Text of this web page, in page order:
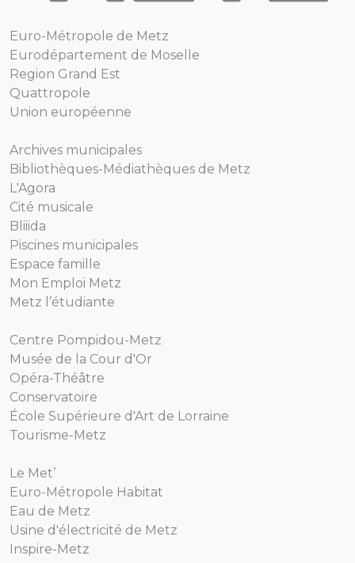
Euro-Métropole de Metz
Eurodépartement de Moselle
Region Grand Est
Quattropole
Union européenne
Archives municipales
Bibliothèques-Médiathèques de Metz
L'Agora
Cité musicale
Bliiida
Piscines municipales
Espace famille
Mon Emploi Metz
Metz l’étudiante
Centre Pompidou-Metz
Musée de la Cour d'Or
Opéra-Théâtre
Conservatoire
École Supérieure d'Art de Lorraine
Tourisme-Metz
Le Met’
Euro-Métropole Habitat
Eau de Metz
Usine d'électricité de Metz
Inspire-Metz